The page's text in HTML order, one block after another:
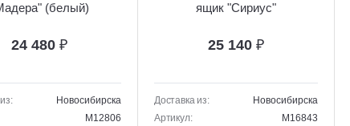
(белый)
24 480 ₽
Новосибирска
M12806
ящик "Сириус"
25 140 ₽
Доставка из:
Новосибирска
Артикул:
M16843